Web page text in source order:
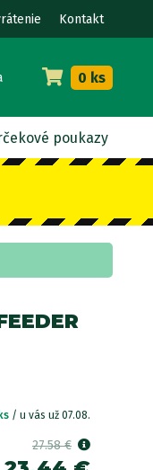
Kontakt
0 ks
poukazy
/ u vás už 07.08.
27.58 €